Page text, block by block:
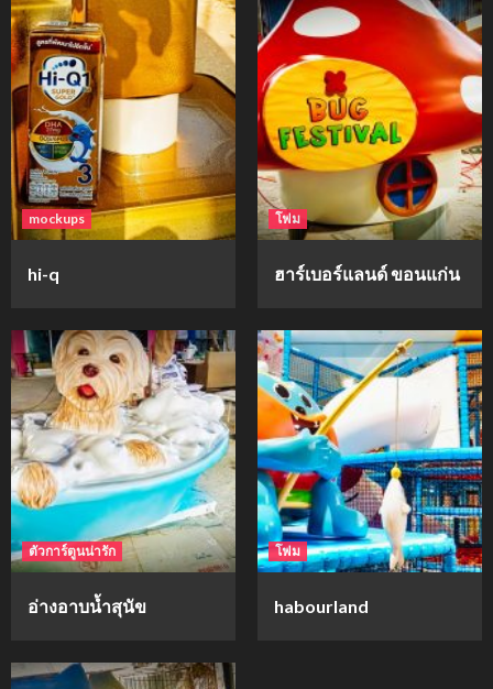
mockups
hi-q
โฟม
ฮาร์เบอร์แลนด์ ขอนแก่น
ตัวการ์ตูนน่ารัก
อ่างอาบน้ำสุนัข
โฟม
habourland